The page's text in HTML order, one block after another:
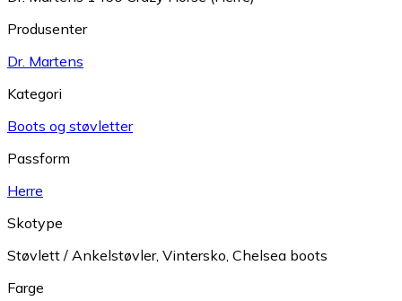
Produsenter
Dr. Martens
Kategori
Boots og støvletter
Passform
Herre
Skotype
Støvlett / Ankelstøvler, Vintersko Chelsea boots
Farge